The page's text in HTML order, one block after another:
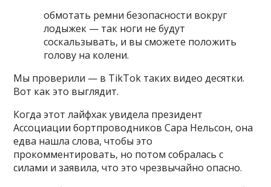
обмотать ремни безопасности вокруг
лодыжек — так ноги не будут
соскальзывать, и вы сможете положить
голову на колени.
Мы проверили — в TikTok таких видео десятки.
Вот как это выглядит.
Когда этот лайфхак увидела президент
Ассоциации бортпроводников Сара Нельсон, она
едва нашла слова, чтобы это
прокомментировать, но потом собралась с
силами и заявила, что это чрезвычайно опасно.